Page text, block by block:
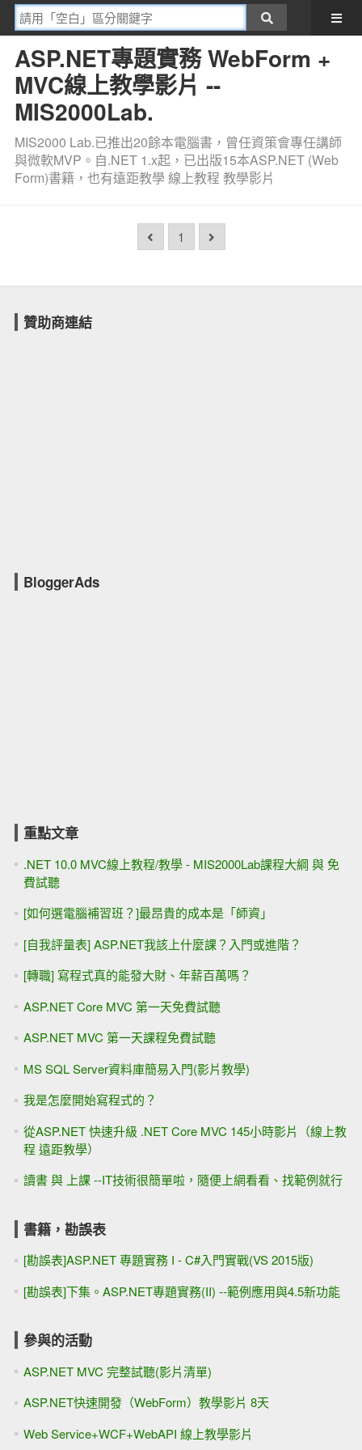
ASP.NET專題實務 WebForm +
MVC線上教學影片 --
MIS2000Lab.
MIS2000 Lab.已推出20餘本電腦書，曾任資策會專任講師
與微軟MVP。自.NET 1.x起，已出版15本ASP.NET (Web
Form)書籍，也有遠距教學 線上教程 教學影片
1
贊助商連結
BloggerAds
重點文章
.NET 10.0 MVC線上教程/教學 - MIS2000Lab課程大綱 與 免
費試聽
[如何選電腦補習班？]最昂貴的成本是「師資」
[自我評量表] ASP.NET我該上什麼課？入門或進階？
[轉職] 寫程式真的能發大財、年薪百萬嗎？
ASP.NET Core MVC 第一天免費試聽
ASP.NET MVC 第一天課程免費試聽
MS SQL Server資料庫簡易入門(影片教學)
我是怎麼開始寫程式的？
從ASP.NET 快速升級 .NET Core MVC 145小時影片（線上教
程 遠距教學）
讀書 與 上課 --IT技術很簡單啦，隨便上網看看、找範例就行
書籍，勘誤表
[勘誤表]ASP.NET 專題實務 I - C#入門實戰(VS 2015版)
[勘誤表]下集。ASP.NET專題實務(II) --範例應用與4.5新功能
參與的活動
ASP.NET MVC 完整試聽(影片清單)
ASP.NET快速開發（WebForm）教學影片 8天
Web Service+WCF+WebAPI 線上教學影片